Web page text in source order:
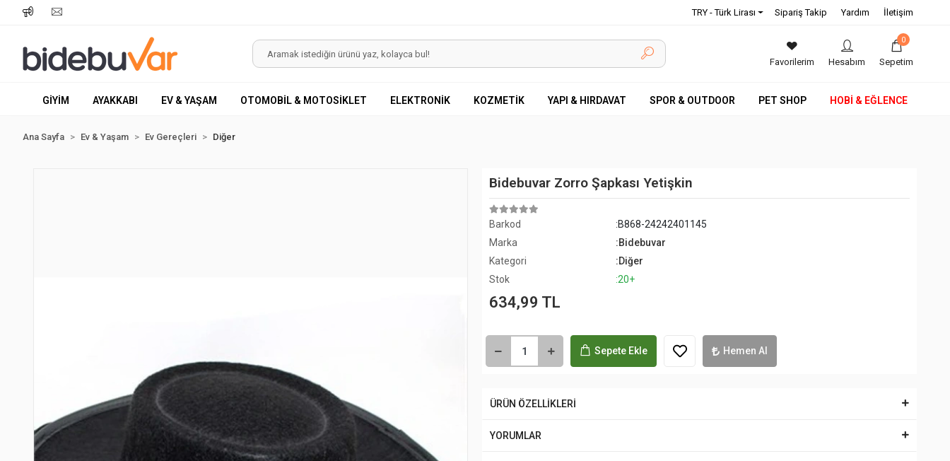
TRY - Türk Lirası Sipariş Takip Yardım İletişim
Favorilerim Hesabım
0
Sepetim
GİYİM AYAKKABI EV & YAŞAM OTOMOBİL & MOTOSİKLET ELEKTRONİK KOZMETİK YAPI & HIRDAVAT SPOR & OUTDOOR PET SHOP HOBİ & EĞLENCE
Ana Sayfa Ev & Yaşam Ev Gereçleri Diğer
Bidebuvar Zorro Şapkası Yetişkin
Barkod
:B868-24242401145
Marka
:Bidebuvar
Kategori
:Diğer
Stok
:20+
634,99 TL
Sepete Ekle Hemen Al
ÜRÜN ÖZELLİKLERİ
YORUMLAR